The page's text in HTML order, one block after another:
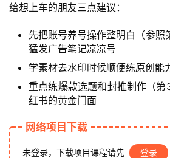
首
快
给想上车的朋友三点建议：
先把账号养号操作整明白（参照
猛发广告笔记凉凉号
学素材去水印时候顺便练原创能
重点练爆款选题和封推制作（
红书的黄金门面
网络项目下载
未登录，下载项目课程请先 登录